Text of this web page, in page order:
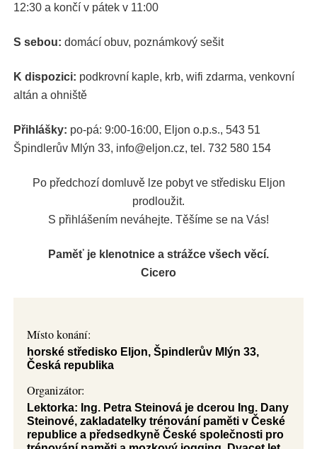
12:30 a končí v pátek v 11:00
S sebou: domácí obuv, poznámkový sešit
K dispozici: podkrovní kaple, krb, wifi zdarma, venkovní
altán a ohniště
Přihlášky: po-pá: 9:00-16:00, Eljon o.p.s., 543 51
Špindlerův Mlýn 33, info@eljon.cz, tel. 732 580 154
Po předchozí domluvě lze pobyt ve středisku Eljon
prodloužit.
S přihlášením neváhejte. Těšíme se na Vás!
Paměť je klenotnice a strážce všech věcí.
Cicero
Místo konání:
horské středisko Eljon, Špindlerův Mlýn 33,
Česká republika
Organizátor:
Lektorka: Ing. Petra Steinová je dcerou Ing. Dany
Steinové, zakladatelky trénování paměti v České
republice a předsedkyně České společnosti pro